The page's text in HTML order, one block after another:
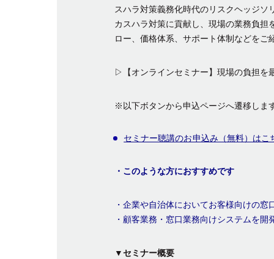
スハラ対策義務化時代のリスクヘッジ
カスハラ対策に貢献し、現場の業務負
ロー、価格体系、サポート体制などをご
▷【オンラインセミナー】現場の負担を
※以下ボタンから申込ページへ遷移しま
セミナー聴講のお申込み（無料）はこ
・このような方におすすめです
・企業や自治体においてお客様向けの窓
・顧客業務・窓口業務向けシステムを
▼セミナー概要